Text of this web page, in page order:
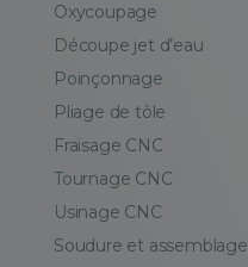
Oxycoupage
Découpe jet d’eau
Poinçonnage
Pliage de tôle
Fraisage CNC
Tournage CNC
Usinage CNC
Soudure et assemblage